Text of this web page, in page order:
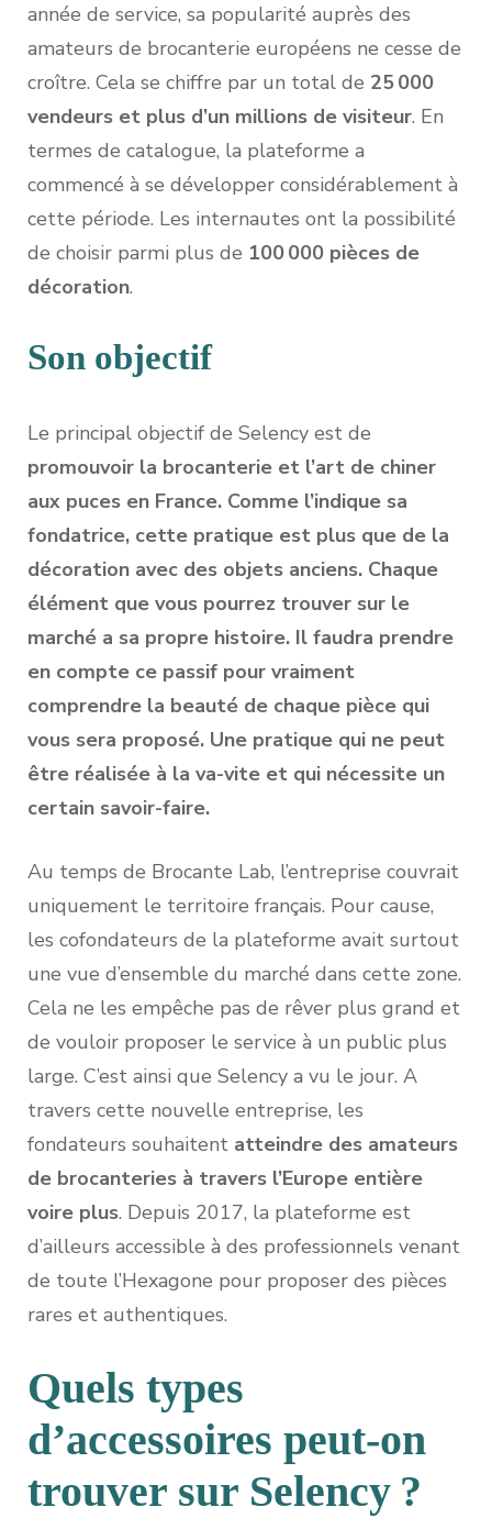
année de service, sa popularité auprès des
amateurs de brocanterie européens ne cesse de
croître. Cela se chiffre par un total de 25 000
vendeurs et plus d’un millions de visiteur. En
termes de catalogue, la plateforme a
commencé à se développer considérablement à
cette période. Les internautes ont la possibilité
de choisir parmi plus de 100 000 pièces de
décoration.
Son objectif
Le principal objectif de Selency est de
promouvoir la brocanterie et l’art de chiner
aux puces en France. Comme l’indique sa
fondatrice, cette pratique est plus que de la
décoration avec des objets anciens. Chaque
élément que vous pourrez trouver sur le
marché a sa propre histoire. Il faudra prendre
en compte ce passif pour vraiment
comprendre la beauté de chaque pièce qui
vous sera proposé. Une pratique qui ne peut
être réalisée à la va-vite et qui nécessite un
certain savoir-faire.
Au temps de Brocante Lab, l’entreprise couvrait
uniquement le territoire français. Pour cause,
les cofondateurs de la plateforme avait surtout
une vue d’ensemble du marché dans cette zone.
Cela ne les empêche pas de rêver plus grand et
de vouloir proposer le service à un public plus
large. C’est ainsi que Selency a vu le jour. A
travers cette nouvelle entreprise, les
fondateurs souhaitent atteindre des amateurs
de brocanteries à travers l’Europe entière
voire plus. Depuis 2017, la plateforme est
d’ailleurs accessible à des professionnels venant
de toute l’Hexagone pour proposer des pièces
rares et authentiques.
Quels types
d’accessoires peut-on
trouver sur Selency ?